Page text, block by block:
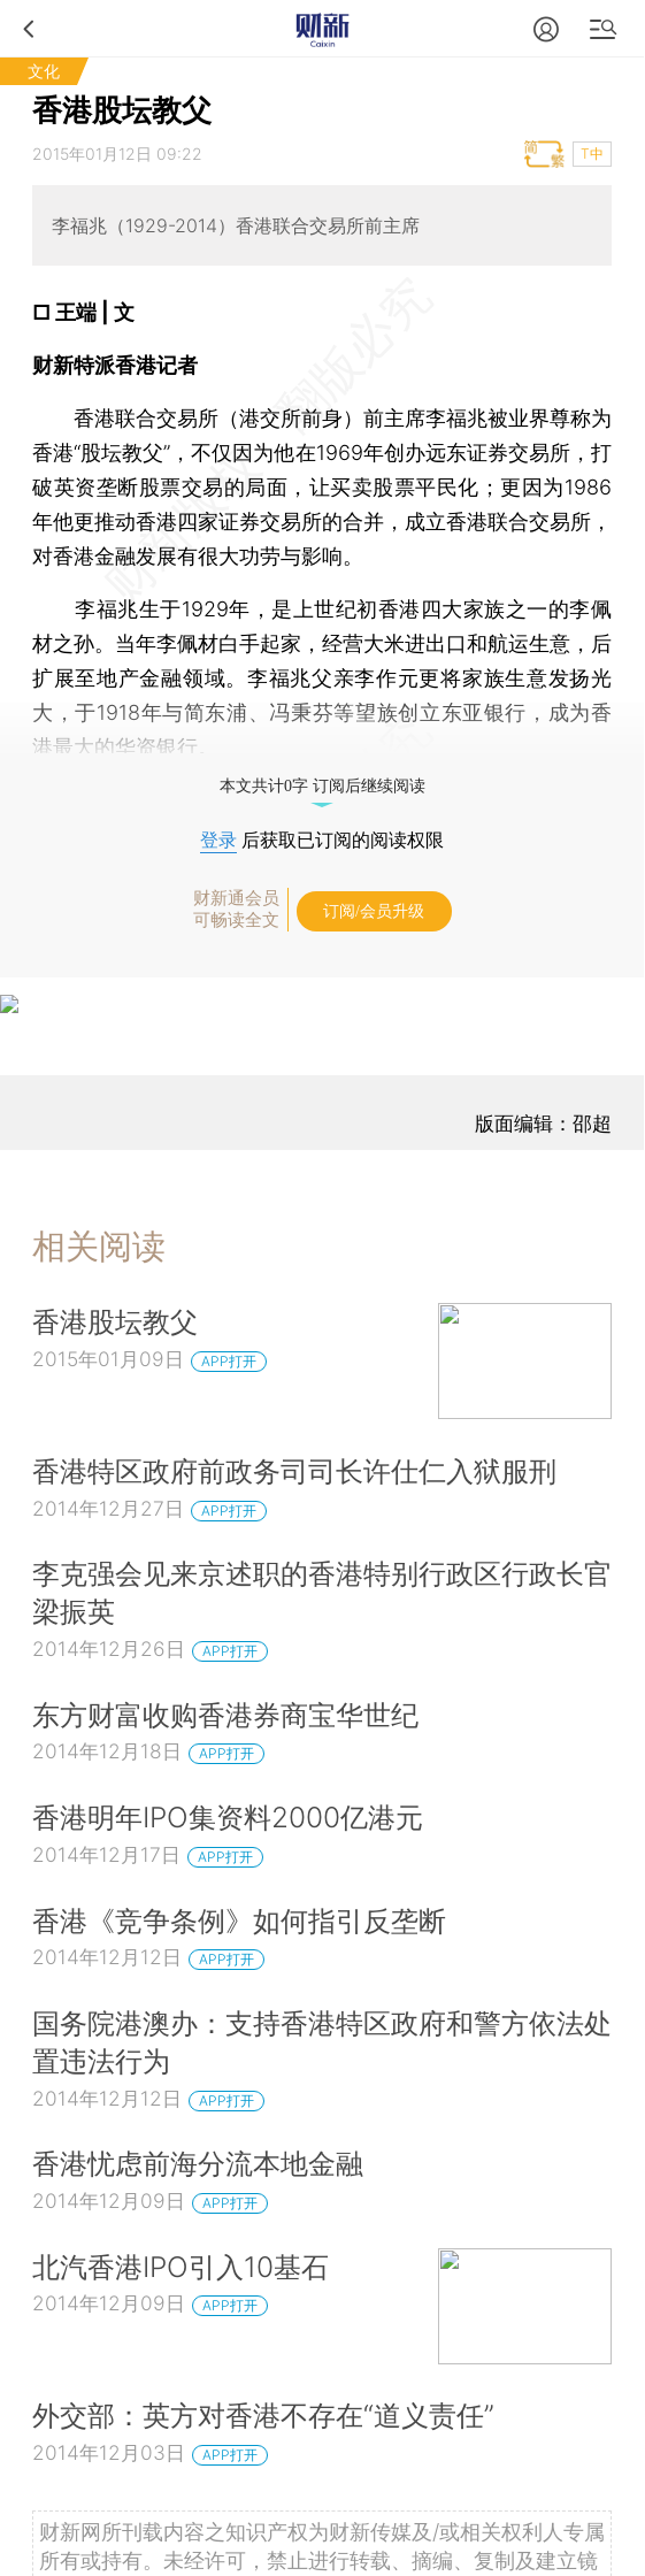
文化
香港股坛教父
2015年01月12日 09:22 T中
李福兆（1929-2014）香港联合交易所前主席
□ 王端 | 文
财新特派香港记者
香港联合交易所（港交所前身）前主席李福兆被业界尊称为
香港“股坛教父”，不仅因为他在1969年创办远东证券交易所，打
破英资垄断股票交易的局面，让买卖股票平民化；更因为1986
年他更推动香港四家证券交易所的合并，成立香港联合交易所，
对香港金融发展有很大功劳与影响。
李福兆生于1929年，是上世纪初香港四大家族之一的李佩
材之孙。当年李佩材白手起家，经营大米进出口和航运生意，后
扩展至地产金融领域。李福兆父亲李作元更将家族生意发扬光
大，于1918年与简东浦、冯秉芬等望族创立东亚银行，成为香
港最大的华资银行。
本文共计0字 订阅后继续阅读
登录 后获取已订阅的阅读权限
财新通会员
可畅读全文
订阅/会员升级
版面编辑：邵超
相关阅读
香港股坛教父
2015年01月09日 APP打开
香港特区政府前政务司司长许仕仁入狱服刑
2014年12月27日 APP打开
李克强会见来京述职的香港特别行政区行政长官
梁振英
2014年12月26日 APP打开
东方财富收购香港券商宝华世纪
2014年12月18日 APP打开
香港明年IPO集资料2000亿港元
2014年12月17日 APP打开
香港《竞争条例》如何指引反垄断
2014年12月12日 APP打开
国务院港澳办：支持香港特区政府和警方依法处
置违法行为
2014年12月12日 APP打开
香港忧虑前海分流本地金融
2014年12月09日 APP打开
北汽香港IPO引入10基石
2014年12月09日 APP打开
外交部：英方对香港不存在“道义责任”
2014年12月03日 APP打开
财新网所刊载内容之知识产权为财新传媒及/或相关权利人专属
所有或持有。未经许可，禁止进行转载、摘编、复制及建立镜